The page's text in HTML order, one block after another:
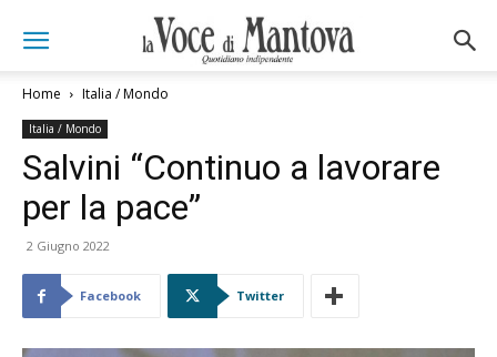
Home Italia / Mondo
Italia / Mondo
Salvini “Continuo a lavorare
per la pace”
2 Giugno 2022
Facebook Twitter